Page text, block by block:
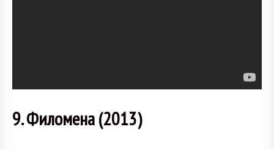
9. Филомена (2013)